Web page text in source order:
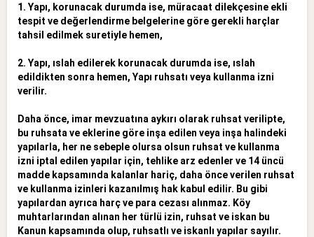
1. Yapı, korunacak durumda ise, müracaat dilekçesine ekli
tespit ve değerlendirme belgelerine göre gerekli harçlar
tahsil edilmek suretiyle hemen,
2. Yapı, ıslah edilerek korunacak durumda ise, ıslah
edildikten sonra hemen, Yapı ruhsatı veya kullanma izni
verilir.
Daha önce, imar mevzuatına aykırı olarak ruhsat verilipte,
bu ruhsata ve eklerine göre inşa edilen veya inşa halindeki
yapılarla, her ne sebeple olursa olsun ruhsat ve kullanma
izni iptal edilen yapılar için, tehlike arz edenler ve 14 üncü
madde kapsamında kalanlar hariç, daha önce verilen ruhsat
ve kullanma izinleri kazanılmış hak kabul edilir. Bu gibi
yapılardan ayrıca harç ve para cezası alınmaz. Köy
muhtarlarından alınan her türlü izin, ruhsat ve iskan bu
Kanun kapsamında olup, ruhsatlı ve iskanlı yapılar sayılır.